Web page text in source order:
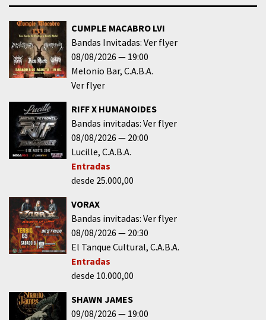
CUMPLE MACABRO LVI
Bandas Invitadas: Ver flyer
08/08/2026
19:00
Melonio Bar C.A.B.A.
Ver flyer
RIFF X HUMANOIDES
Bandas invitadas: Ver flyer
08/08/2026
20:00
Lucille C.A.B.A.
Entradas
desde 25.000,00
VORAX
Bandas invitadas: Ver flyer
08/08/2026
20:30
El Tanque Cultural C.A.B.A.
Entradas
desde 10.000,00
SHAWN JAMES
09/08/2026
19:00